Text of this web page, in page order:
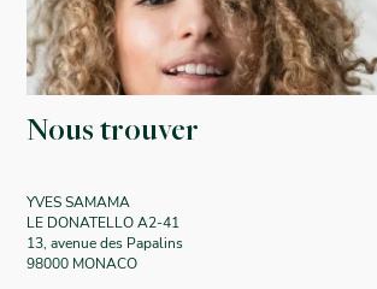
Nous trouver
YVES SAMAMA
LE DONATELLO A2-41
13, avenue des Papalins
98000 MONACO